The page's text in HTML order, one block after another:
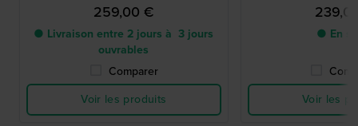
259,00 €
● Livraison entre 2 jours à 3 jours
ouvrables
Comparer
Voir les produits
● En
Voir les